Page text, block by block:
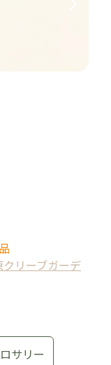
リーブガーデ
サリー